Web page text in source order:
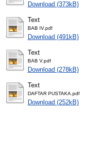
Download (373kB)
Text
BAB IV.pdf
Download (491kB)
Text
BAB V.pdf
Download (278kB)
Text
DAFTAR PUSTAKA.pdf
Download (252kB)